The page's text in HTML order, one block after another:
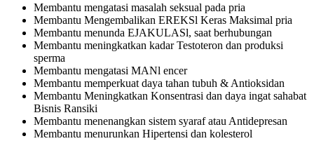
Membantu mengatasi masalah seksual pada pria
Membantu Mengembalikan EREKSl Keras Maksimal pria
Membantu menunda EJAKULASl, saat berhubungan
Membantu meningkatkan kadar Testoteron dan produksi
sperma
Membantu mengatasi MANl encer
Membantu memperkuat daya tahan tubuh & Antioksidan
Membantu Meningkatkan Konsentrasi dan daya ingat sahabat
Bisnis Ransiki
Membantu menenangkan sistem syaraf atau Antidepresan
Membantu menurunkan Hipertensi dan kolesterol